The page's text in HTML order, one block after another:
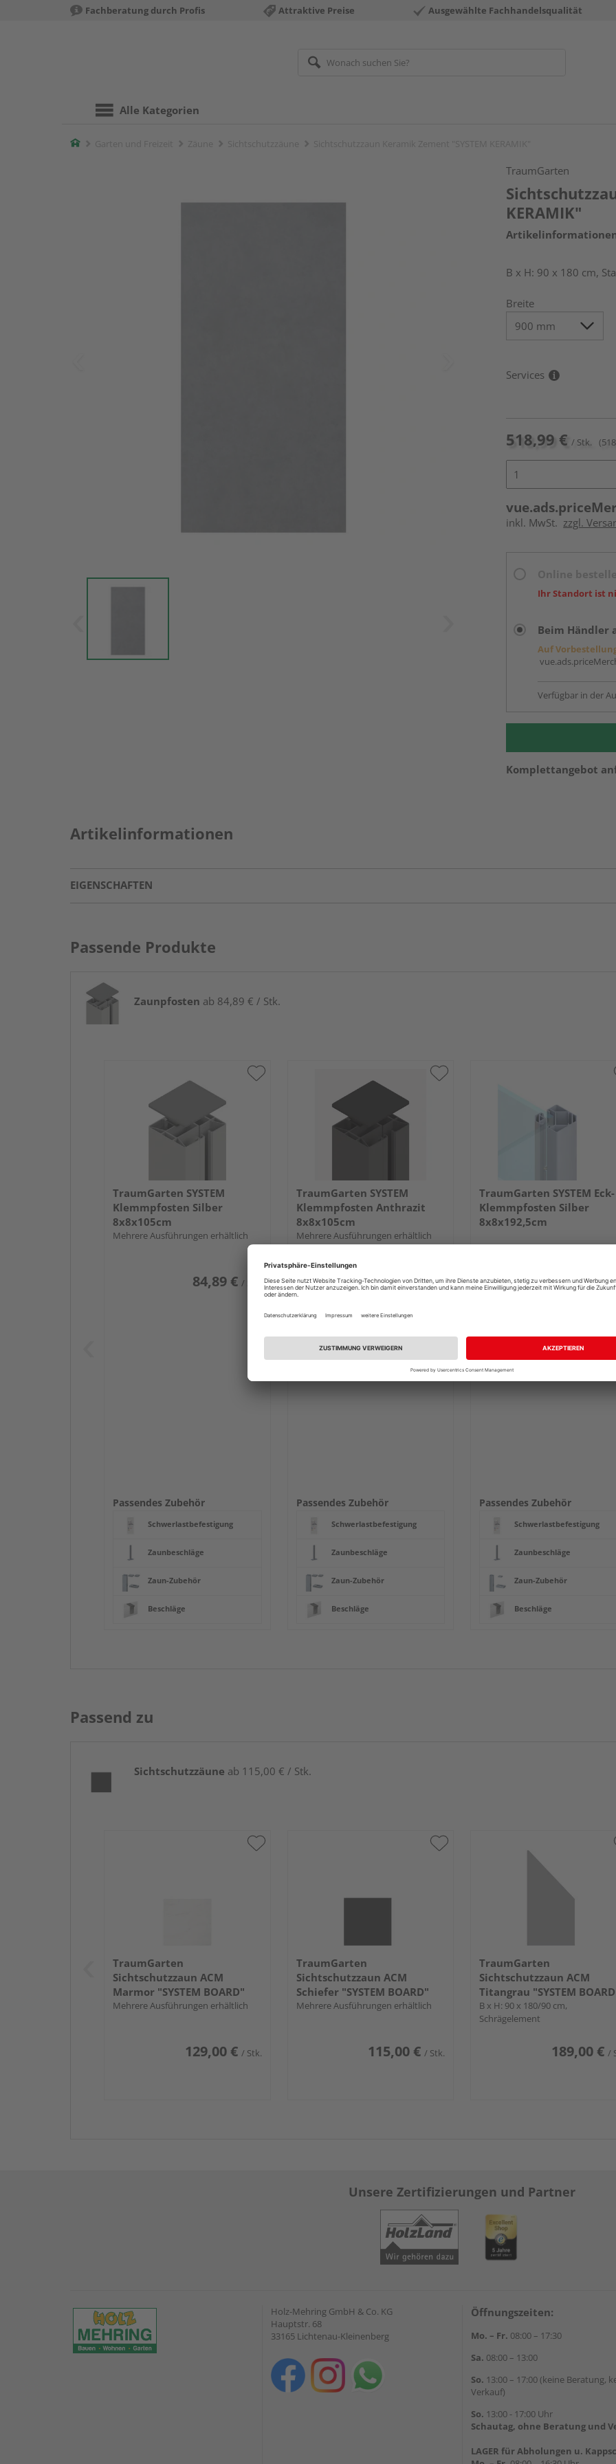
Fachberatung durch Profis Attraktive Preise Ausgewählte Fachhandelsqualität
Alle Kategorien
Home
TraumGarten
KERAMIK"
B x H: 90 x 180 cm,
Breite
Services
518,99 € / Stk.
inkl. MwSt. zzgl.
Ihr Standort ist
Beim Händler
Auf
Verfügbar in der
Komplettangebot
Artikelinformationen
EIGENSCHAFTEN
Passende Produkte
Zaunpfosten ab 84,89 € / Stk.
TraumGarten SYSTEM
Klemmpfosten Silber
8x8x105cm
Mehrere Ausführungen erhältlich
84,89 € / Stk.
Passendes Zubehör
Schwerlastbefestigung
Zaunbeschläge
Zaun-Zubehör
Beschläge
TraumGarten SYSTEM
Klemmpfosten Anthrazit
8x8x105cm
Mehrere Ausführungen erhältlich
84,89 € / Stk.
Passendes Zubehör
Schwerlastbefestigung
Zaunbeschläge
Zaun-Zubehör
Beschläge
TraumGarten SYSTEM Eck-
Klemmpfosten Silber
8x8x192,5cm
179,00 € /
Passendes Zubehör
Schwerlastbefestigung
Zaunbeschläge
Zaun-Zubehör
Beschläge
Passend zu
Sichtschutzzäune ab 115,00 € / Stk.
TraumGarten
Sichtschutzzaun ACM
Marmor "SYSTEM BOARD"
Mehrere Ausführungen erhältlich
129,00 € / Stk.
TraumGarten
Sichtschutzzaun ACM
Schiefer "SYSTEM BOARD"
Mehrere Ausführungen erhältlich
115,00 € / Stk.
TraumGarten
Sichtschutzzaun ACM
Titangrau "SYSTEM
B x H: 90 x 180/90 cm,
Schrägelement
189,00 € /
Unsere Zertifizierungen und Partner
Holz-Mehring GmbH & Co. KG
Hauptstr. 68
33165 Lichtenau-Kleinenberg
Öffnungszeiten:
Mo. – Fr. 08:00 – 17:30
Sa. 08:00 – 13:00
So. 13:00 – 17:00 (keine Beratung,
Verkauf)
So. 13:00 - 17:00 Uhr
Schautag, ohne Beratung und
LAGER für Abholungen u.